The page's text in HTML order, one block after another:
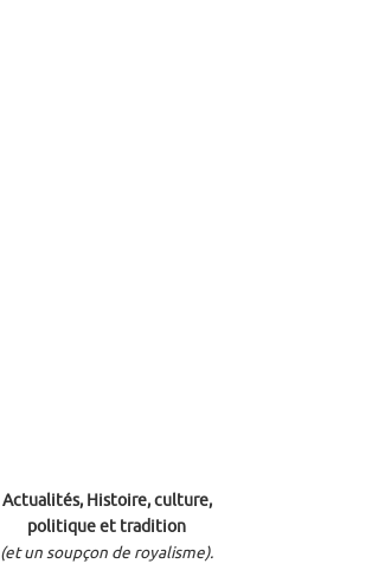
Actualités, Histoire, culture,
politique et tradition
(et un soupçon de royalisme).